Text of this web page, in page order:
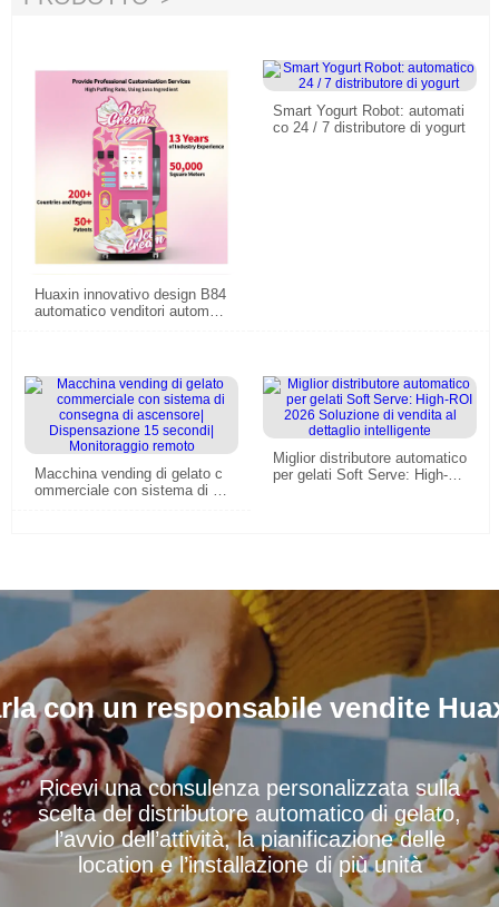
Huaxin innovativo design B84
automatico venditori automati
Smart Yogurt Robot: automati
co 24 / 7 distributore di yogurt
Macchina vending di gelato c
ommerciale con sistema di co
Miglior distributore automatico
per gelati Soft Serve: High-R
con un responsabile vendite
Ricevi una consulenza personalizzata sulla
scelta del distributore automatico di gelato,
l’avvio dell’attività, la pianificazione delle
location e l’installazione di più unità